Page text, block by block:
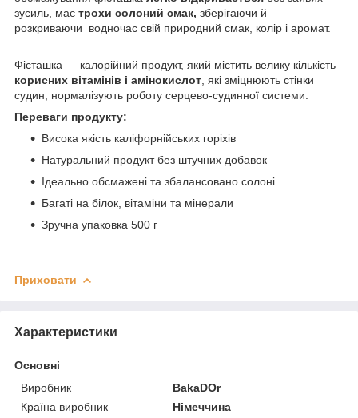
зусиль, має трохи солоний смак, зберігаючи й
розкриваючи водночас свій природний смак, колір і аромат.
Фісташка — калорійний продукт, який містить велику кількість
корисних вітамінів і амінокислот , які зміцнюють стінки
судин, нормалізують роботу серцево-судинної системи.
Переваги продукту:
Висока якість каліфорнійських горіхів
Натуральний продукт без штучних добавок
Ідеально обсмажені та збалансовано солоні
Багаті на білок, вітаміни та мінерали
Зручна упаковка 500 г
Приховати
Характеристики
Основні
Виробник
BakaDOr
Країна виробник
Німеччина